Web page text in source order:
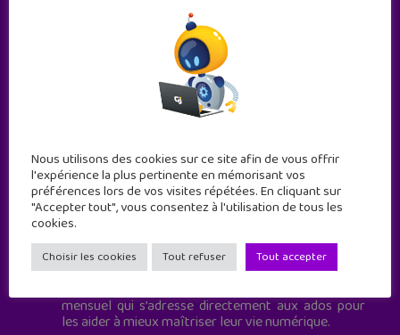
Geek Junior est le premier site de culture numérique
à destination des adolescents.
mensuel qui s’adresse directement aux ados pour
les aider à mieux maîtriser leur vie numérique.
Nous utilisons des cookies sur ce site afin de vous offrir
l'expérience la plus pertinente en mémorisant vos
préférences lors de vos visites répétées. En cliquant sur
"Accepter tout", vous consentez à l'utilisation de tous les
cookies.
Choisir les cookies Tout refuser Tout accepter